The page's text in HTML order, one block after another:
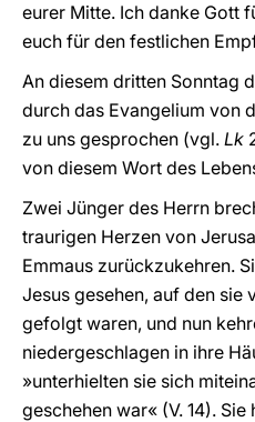
eurer Mitte. Ich danke Gott
euch für den festlichen
An diesem dritten Sonntag
durch das Evangelium von
zu uns gesprochen (vgl. Lk
von diesem Wort des
Zwei Jünger des Herrn
traurigen Herzen von
Emmaus zurückzukehren.
Jesus gesehen, auf den sie
gefolgt waren, und nun
niedergeschlagen in ihre
»unterhielten sie sich
geschehen war« (V. 14).